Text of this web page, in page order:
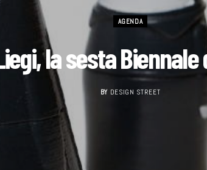
AGENDA
la sesta Biennale
BY DESIGN STREET